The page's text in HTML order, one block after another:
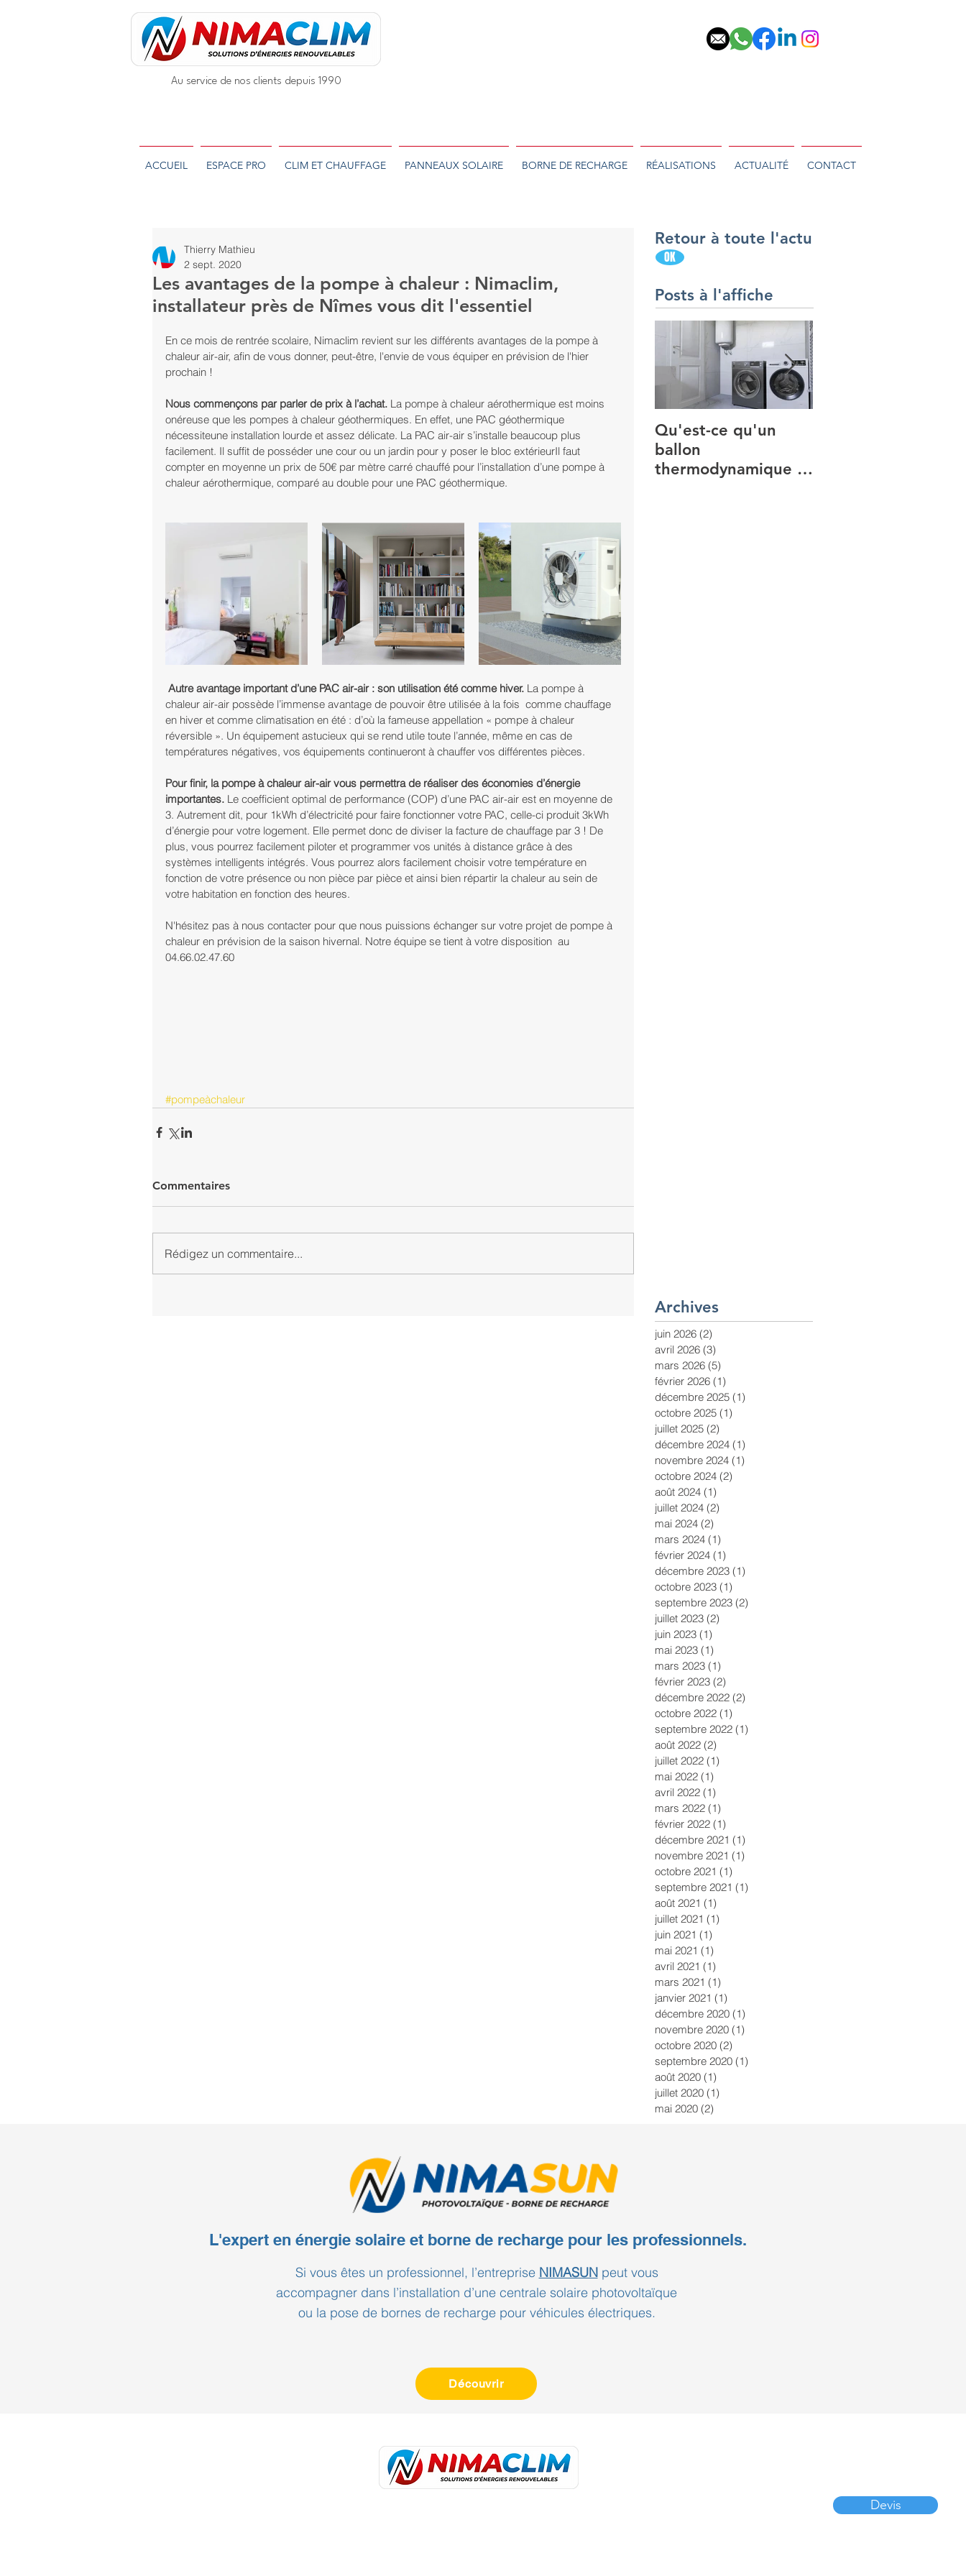
Au service de nos clients depuis 1990
ACCUEIL ESPACE PRO CLIM ET CHAUFFAGE PANNEAUX SOLAIRE BORNE DE RECHARGE RÉALISATIONS ACTUALITÉ CONTACT
Les avantages de la pompe à chaleur : Nimaclim,
installateur près de Nîmes vous dit l'essentiel
Thierry Mathieu
2 sept. 2020
En ce mois de rentrée scolaire, Nimaclim revient sur les différents avantages de la pompe à
chaleur air-air, afin de vous donner, peut-être, l'envie de vous équiper en prévision de l'hier
prochain !
Nous commençons par parler de prix à l’achat. La pompe à chaleur aérothermique est moins
onéreuse que les pompes à chaleur géothermiques. En effet, une PAC géothermique
nécessiteune installation lourde et assez délicate. La PAC air-air s’installe beaucoup plus
facilement. Il suffit de posséder une cour ou un jardin pour y poser le bloc extérieurIl faut
compter en moyenne un prix de 50€ par mètre carré chauffé pour l’installation d’une pompe à
chaleur aérothermique, comparé au double pour une PAC géothermique.
Autre avantage important d’une PAC air-air : son utilisation été comme hiver. La pompe à
chaleur air-air possède l’immense avantage de pouvoir être utilisée à la fois  comme chauffage
en hiver et comme climatisation en été : d’où la fameuse appellation « pompe à chaleur
réversible ». Un équipement astucieux qui se rend utile toute l’année, même en cas de
températures négatives, vos équipements continueront à chauffer vos différentes pièces.
Pour finir, la pompe à chaleur air-air vous permettra de réaliser des économies d’énergie
importantes. Le coefficient optimal de performance (COP) d’une PAC air-air est en moyenne de
3. Autrement dit, pour 1kWh d’électricité pour faire fonctionner votre PAC, celle-ci produit 3kWh
d’énergie pour votre logement. Elle permet donc de diviser la facture de chauffage par 3 ! De
plus, vous pourrez facilement piloter et programmer vos unités à distance grâce à des
systèmes intelligents intégrés. Vous pourrez alors facilement choisir votre température en
fonction de votre présence ou non pièce par pièce et ainsi bien répartir la chaleur au sein de
votre habitation en fonction des heures.
N'hésitez pas à nous contacter pour que nous puissions échanger sur votre projet de pompe à
chaleur en prévision de la saison hivernal. Notre équipe se tient à votre disposition  au
04.66.02.47.60
#pompeàchaleur
Commentaires
Rédigez un commentaire...
Retour à toute l'actu
OK
Posts à l'affiche
Qu'est-ce qu'un
ballon
thermodynamique et
Archives
juin 2026 (2)
avril 2026 (3)
mars 2026 (5)
février 2026 (1)
décembre 2025 (1)
octobre 2025 (1)
juillet 2025 (2)
décembre 2024 (1)
novembre 2024 (1)
octobre 2024 (2)
août 2024 (1)
juillet 2024 (2)
mai 2024 (2)
mars 2024 (1)
février 2024 (1)
décembre 2023 (1)
octobre 2023 (1)
septembre 2023 (2)
juillet 2023 (2)
juin 2023 (1)
mai 2023 (1)
mars 2023 (1)
février 2023 (2)
décembre 2022 (2)
octobre 2022 (1)
septembre 2022 (1)
août 2022 (2)
juillet 2022 (1)
mai 2022 (1)
avril 2022 (1)
mars 2022 (1)
février 2022 (1)
décembre 2021 (1)
novembre 2021 (1)
octobre 2021 (1)
septembre 2021 (1)
août 2021 (1)
juillet 2021 (1)
juin 2021 (1)
mai 2021 (1)
avril 2021 (1)
mars 2021 (1)
janvier 2021 (1)
décembre 2020 (1)
novembre 2020 (1)
octobre 2020 (2)
septembre 2020 (1)
août 2020 (1)
juillet 2020 (1)
mai 2020 (2)
Devis
L'expert en énergie solaire et borne de recharge pour les professionnels.
Si vous êtes un professionnel, l’entreprise NIMASUNpeut vous
accompagner dans l’installation d’une centrale solaire photovoltaïque
ou la pose de bornes de recharge pour véhicules électriques.
Découvrir